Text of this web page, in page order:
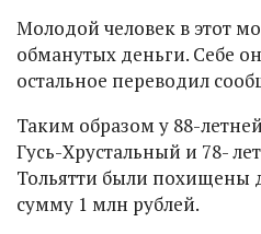
Молодой человек в этот
обманутых деньги. Себе
остальное переводил
Таким образом у 88-
Гусь-Хрустальный и 78-
Тольятти были похищены
сумму 1 млн рублей.